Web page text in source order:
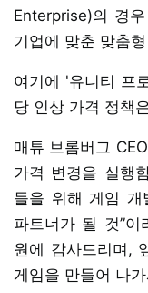
Enterprise)의 경
기업에 맞춘 맞춤
여기에 '유니티 프
당 인상 가격 정책
매튜 브롬버그
가격 변경을 실행
들을 위해 게임 개
파트너가 될 것”이
원에 감사드리며,
게임을 만들어 나